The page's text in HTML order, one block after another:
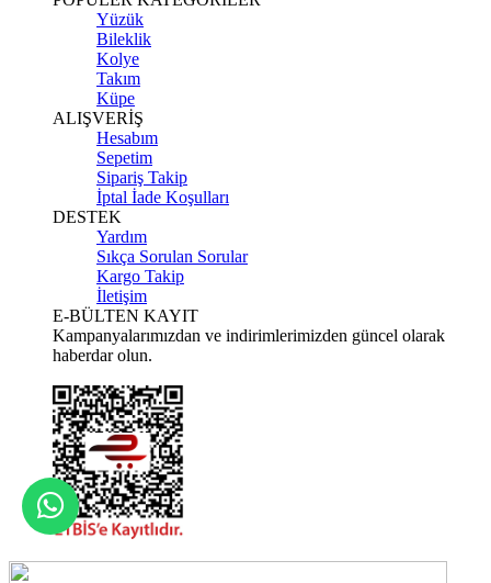
Yüzük
Bileklik
Kolye
Takım
Küpe
ALIŞVERİŞ
Hesabım
Sepetim
Sipariş Takip
İptal İade Koşulları
DESTEK
Yardım
Sıkça Sorulan Sorular
Kargo Takip
İletişim
E-BÜLTEN KAYIT
Kampanyalarımızdan ve indirimlerimizden güncel olarak
haberdar olun.